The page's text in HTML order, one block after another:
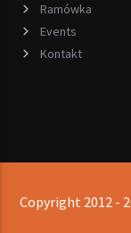
Ramówka
Events
Kontakt
Copyright 2012 -